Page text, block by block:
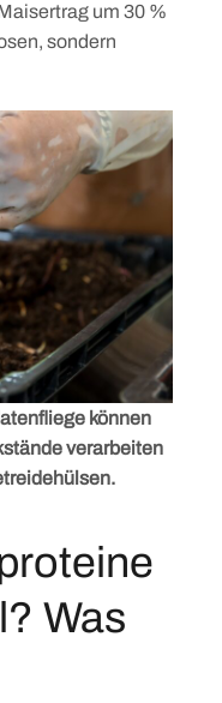
um 30 %
sondern
können
verarbeiten
Was